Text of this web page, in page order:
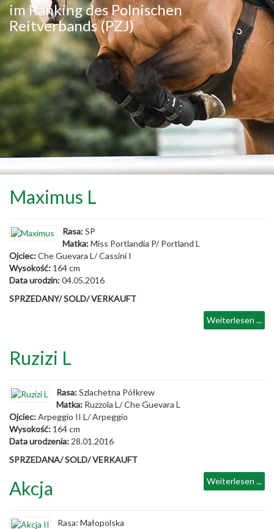
im Ranking des Polnischen
Reitverbands (PZJ)
Maximus L
Rasa:SP
Matka:Miss Portlandia P/ Portland L
Ojciec:Che Guevara L/ Cassini I
Wysokość: 164 cm
Data urodzin:04.05.2016
SPRZEDANY/ SOLD/ VERKAUFT
Weiterlesen ...
Ruzizi L
Rasa:Szlachetna Półkrew
Matka: Ruzzola L/ Che Guevara L
Ojciec:Arpeggio II L/ Arpeggio
Wysokość: 164 cm
Data urodzenia: 28.01.2016
SPRZEDANA/ SOLD/ VERKAUFT
Weiterlesen ...
Akcja
Rasa: Małopolska